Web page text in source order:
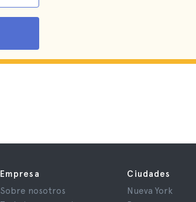
Empresa
Sobre nosotros
Ciudades
Nueva York